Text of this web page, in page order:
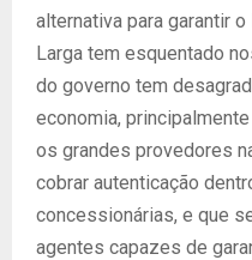
alternativa para garantir
Larga tem esquentado
do governo tem
economia,
os grandes provedores
cobrar autenticação
concessionárias, e que
agentes capazes de